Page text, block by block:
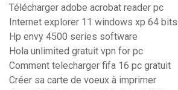
Télécharger adobe acrobat reader pc
Internet explorer 11 windows xp 64 bits
Hp envy 4500 series software
Hola unlimited gratuit vpn for pc
Comment telecharger fifa 16 pc gratuit
Créer sa carte de voeux à imprimer